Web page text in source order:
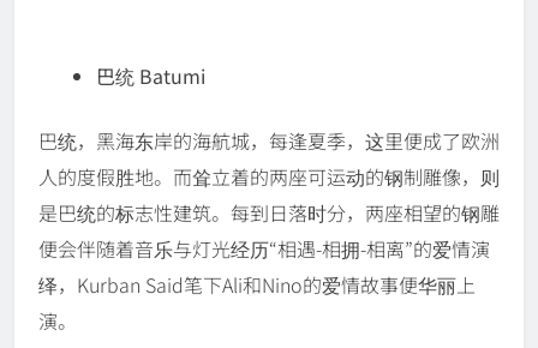
巴统 Batumi
巴统，黑海东岸的海航城，每逢夏季，这里便成了欧洲
人的度假胜地。而耸立着的两座可运动的钢制雕像，则
是巴统的标志性建筑。每到日落时分，两座相望的钢雕
便会伴随着音乐与灯光经历“相遇-相拥-相离”的爱情演
绎，Kurban Said笔下Ali和Nino的爱情故事便华丽上
演。